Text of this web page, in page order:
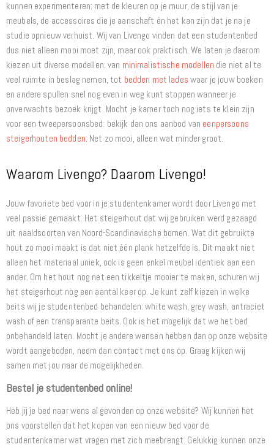
kunnen experimenteren: met de kleuren op je muur, de stijl van je
meubels, de accessoires die je aanschaft én het kan zijn dat je na je
studie opnieuw verhuist. Wij van Livengo vinden dat een studentenbed
dus niet alleen mooi moet zijn, maar ook praktisch. We laten je daarom
kiezen uit diverse modellen: van minimalistische modellen die niet al te
veel ruimte in beslag nemen, tot bedden met lades waar je jouw boeken
en andere spullen snel nog even in weg kunt stoppen wanneer je
onverwachts bezoek krijgt. Mocht je kamer toch nog iets te klein zijn
voor een tweepersoonsbed: bekijk dan ons aanbod van eenpersoons
steigerhouten bedden. Net zo mooi, alleen wat minder groot.
Waarom Livengo? Daarom Livengo!
Jouw favoriete bed voor in je studentenkamer wordt door Livengo met
veel passie gemaakt. Het steigerhout dat wij gebruiken werd gezaagd
uit naaldsoorten van Noord-Scandinavische bomen. Wat dit gebruikte
hout zo mooi maakt is dat niet één plank hetzelfde is. Dit maakt niet
alleen het materiaal uniek, ook is geen enkel meubel identiek aan een
ander. Om het hout nog net een tikkeltje mooier te maken, schuren wij
het steigerhout nog een aantal keer op. Je kunt zelf kiezen in welke
beits wij je studentenbed behandelen: white wash, grey wash, antraciet
wash of een transparante beits. Ook is het mogelijk dat we het bed
onbehandeld laten. Mocht je andere wensen hebben dan op onze website
wordt aangeboden, neem dan contact met ons op. Graag kijken wij
samen met jou naar de mogelijkheden.
Bestel je studentenbed online!
Heb jij je bed naar wens al gevonden op onze website? Wij kunnen het
ons voorstellen dat het kopen van een nieuw bed voor de
studentenkamer wat vragen met zich meebrengt. Gelukkig kunnen onze